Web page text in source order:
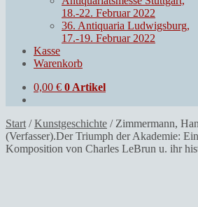
18.-22. Februar 2022
36. Antiquaria Ludwigsburg,
17.-19. Februar 2022
Kasse
Warenkorb
0,00 € 0 Artikel
Start /Kunstgeschichte / Zimmermann,
(Verfasser).Der Triumph der Akademie:
Komposition von Charles LeBrun u. ihr